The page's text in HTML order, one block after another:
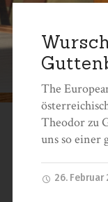
The
Theodor zu
uns so einer
26. Februar